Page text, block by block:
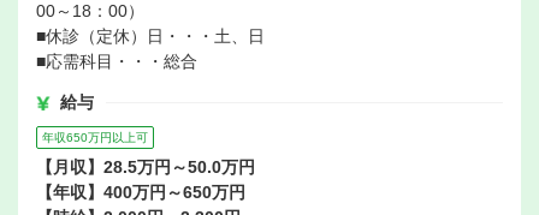
00～18：00）
■休診（定休）日・・・土、日
■応需科目・・・総合
給与
年収650万円以上可
【月収】28.5万円～50.0万円
【年収】400万円～650万円